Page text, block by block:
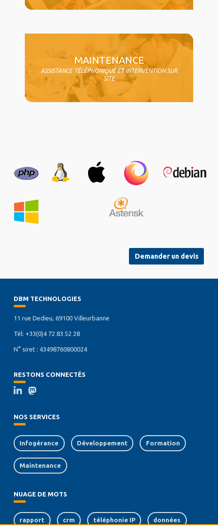
MAINTENANCE
ASSISTANCE TÉLÉPHONIQUE ET INTERVENTION SUR
SITE
Demander un devis
DBM TECHNOLOGIES
11 rue Dedieu, 69100 Villeurbanne
Tél: +33(0)4 72 83 52 28
N° siret : 43498760800024
RESTONS CONNECTÉS
NOS SERVICES
Infogérance Développement Formation
Maintenance
NUAGE DE MOTS
rapport crm téléphonie IP données